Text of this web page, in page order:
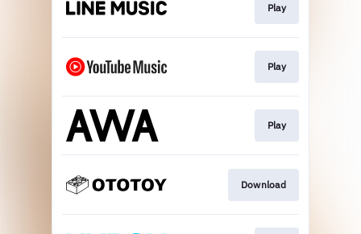
Play
Play
Play
Download